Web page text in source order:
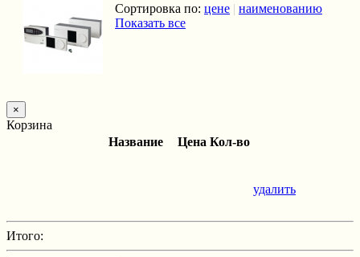
Сортировка по: цене | наименованию
Показать все
×
Корзина
Название
Цена Кол-во
удалить
Итого: